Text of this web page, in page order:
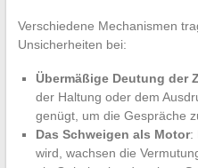
Verschiedene Mechanismen
Unsicherheiten bei:
Übermäßige Deutung der
der Haltung oder dem
genügt, um die Gespräche
Das Schweigen als Motor:
wird, wachsen die